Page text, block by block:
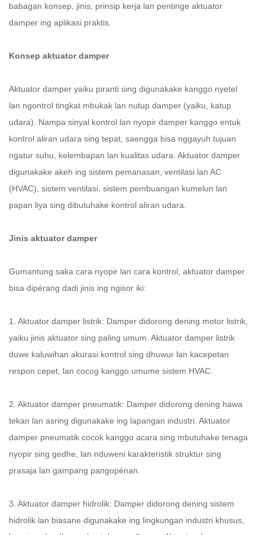
babagan konsep, jinis, prinsip kerja lan pentinge aktuator
damper ing aplikasi praktis.
Konsep aktuator damper
Aktuator damper yaiku piranti sing digunakake kanggo nyetel
lan ngontrol tingkat mbukak lan nutup damper (yaiku, katup
udara). Nampa sinyal kontrol lan nyopir damper kanggo entuk
kontrol aliran udara sing tepat, saengga bisa nggayuh tujuan
ngatur suhu, kelembapan lan kualitas udara. Aktuator damper
digunakake akeh ing sistem pemanasan, ventilasi lan AC
(HVAC), sistem ventilasi, sistem pembuangan kumelun lan
papan liya sing dibutuhake kontrol aliran udara.
Jinis aktuator damper
Gumantung saka cara nyopir lan cara kontrol, aktuator damper
bisa dipérang dadi jinis ing ngisor iki:
1. Aktuator damper listrik: Damper didorong dening motor listrik,
yaiku jinis aktuator sing paling umum. Aktuator damper listrik
duwe kaluwihan akurasi kontrol sing dhuwur lan kacepetan
respon cepet, lan cocog kanggo umume sistem HVAC.
2. Aktuator damper pneumatik: Damper didorong dening hawa
tekan lan asring digunakake ing lapangan industri. Aktuator
damper pneumatik cocok kanggo acara sing mbutuhake tenaga
nyopir sing gedhe, lan nduweni karakteristik struktur sing
prasaja lan gampang pangopènan.
3. Aktuator damper hidrolik: Damper didorong dening sistem
hidrolik lan biasane digunakake ing lingkungan industri khusus,